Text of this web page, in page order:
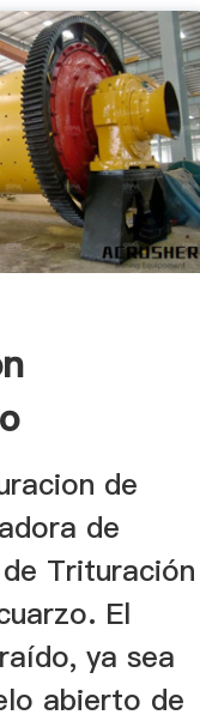
de
de
Trituración
El
ya sea
abierto de